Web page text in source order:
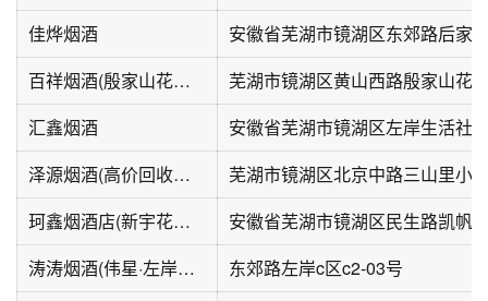
佳烨烟酒
安徽省芜湖市镜湖区东郊路后家
百祥烟酒(殷家山花园小区店)
芜湖市镜湖区黄山西路殷家山花
汇鑫烟酒
安徽省芜湖市镜湖区左岸生活社
泽源烟酒(高价回收礼品)
芜湖市镜湖区北京中路三山里小
珂鑫烟酒店(新宇花苑店)
安徽省芜湖市镜湖区民生路凯帆
涛涛烟酒(伟星·左岸生活C区店)
东郊路左岸c区c2-03号